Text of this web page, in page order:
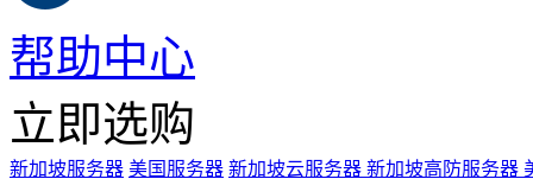
帮助中心
立即选购
新加坡服务器 美国服务器 新加坡云服务器 新加坡高防服务器